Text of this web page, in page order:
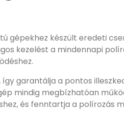
gépekhez készült eredeti
kezelést a mindennapi
garantálja a pontos
mindig megbízhatóan
és fenntartja a polírozás